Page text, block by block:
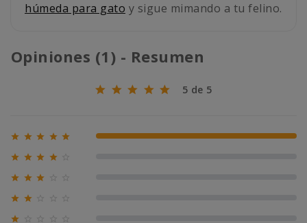
húmeda para gato y sigue mimando a tu felino.
Opiniones (1) - Resumen
5 de 5
     100% (1)
   
  
 
